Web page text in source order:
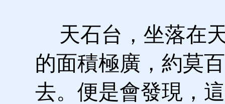
天石台，坐落在
的面積極廣，約莫
去。便是會發現，